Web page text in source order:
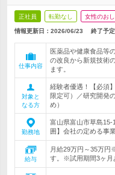
正社員 転勤なし 女性のお
情報更新日：2026/06/23 終了予定
仕事内容
医薬品や健康食品等
の改良から新規技術
ます。
対象と
なる方
経験者優遇！【必須
限定可）／研究開発
め）
勤務地
富山県富山市草島15-
囲】会社の定める事
給与
月給29万円～35万円
す。※試用期間3ヶ月